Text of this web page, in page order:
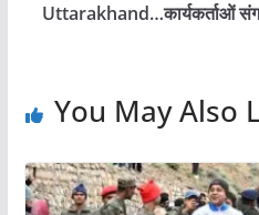
Uttarakhand…कार्यकर्ताओं संग
You May Also